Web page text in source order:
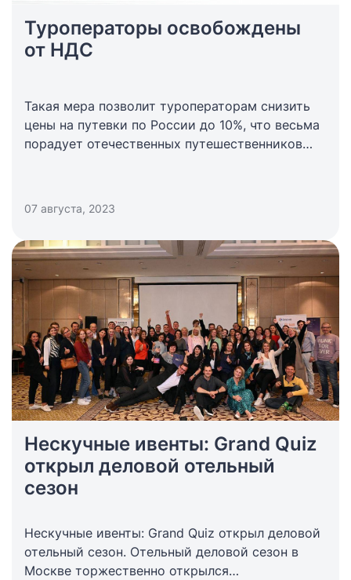
Туроператоры освобождены
от НДС
Такая мера позволит туроператорам снизить
цены на путевки по России до 10%, что весьма
порадует отечественных путешественников
07 августа, 2023
Нескучные ивенты: Grand Quiz
открыл деловой отельный
сезон
Нескучные ивенты: Grand Quiz открыл деловой
отельный сезон. Отельный деловой сезон в
Москве торжественно открылся